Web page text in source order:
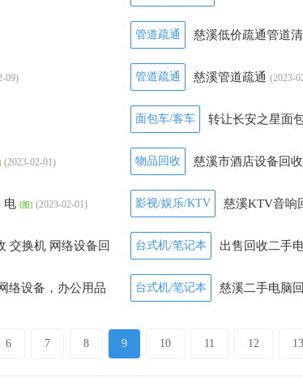
管道疏通 慈溪低价疏通管道
09) 管道疏通 慈溪管道疏通 (2023-
面包车/客车 转让长安之星面
(2023-02-01) 物品回收 慈溪市酒店设备回
电 [图] (2023-02-01) 影视/娱乐/KTV 慈溪KTV音响
023-02-01)
交换机 网络设备回 台式机/笔记本 出售回收二手
3-02-01)
络设备，办公用品 台式机/笔记本 慈溪二手电脑
6 7 8 9 10 11 12 13